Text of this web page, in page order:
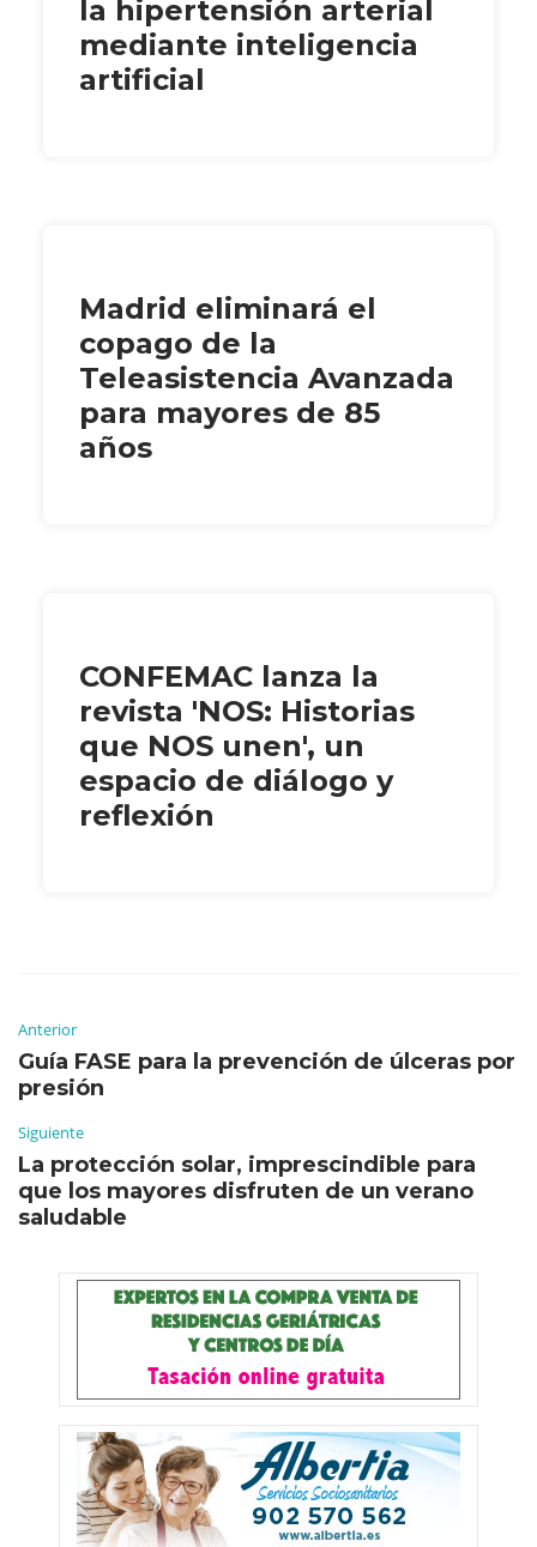
la hipertensión arterial
mediante inteligencia
artificial
Madrid eliminará el
copago de la
Teleasistencia Avanzada
para mayores de 85
años
CONFEMAC lanza la
revista 'NOS: Historias
que NOS unen', un
espacio de diálogo y
reflexión
Anterior
Guía FASE para la prevención de úlceras por
presión
Siguiente
La protección solar, imprescindible para
que los mayores disfruten de un verano
saludable